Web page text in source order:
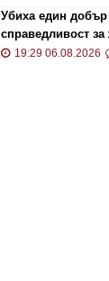
Убиха един
справедливост
и ВИДЕО
19:29 06.08.2026